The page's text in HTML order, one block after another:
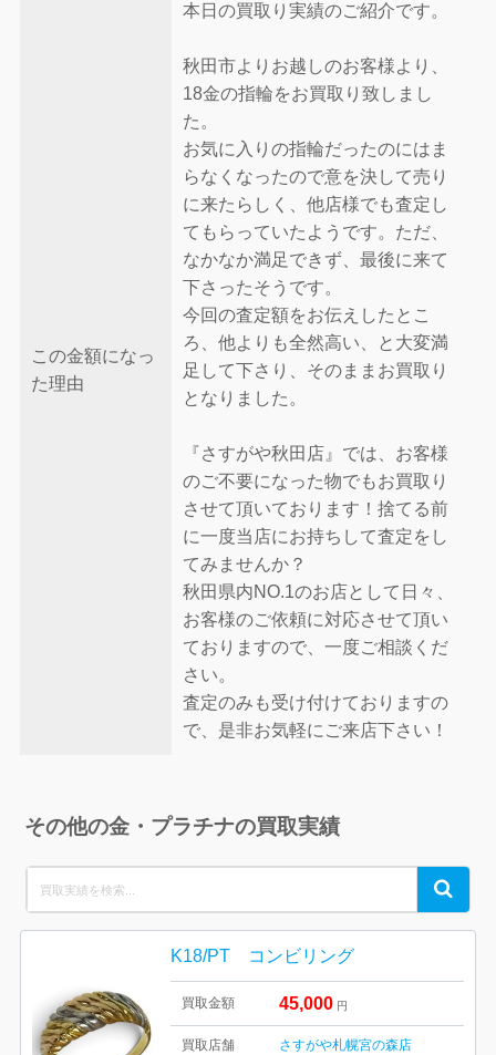
この金額になっ
た理由
本日の買取り実績のご紹介です。
秋田市よりお越しのお客様より、
18金の指輪をお買取り致しまし
た。
お気に入りの指輪だったのにはま
らなくなったので意を決して売り
に来たらしく、他店様でも査定し
てもらっていたようです。ただ、
なかなか満足できず、最後に来て
下さったそうです。
今回の査定額をお伝えしたとこ
ろ、他よりも全然高い、と大変満
足して下さり、そのままお買取り
となりました。
『さすがや秋田店』では、お客様
のご不要になった物でもお買取り
させて頂いております！捨てる前
に一度当店にお持ちして査定をし
てみませんか？
秋田県内NO.1のお店として日々、
お客様のご依頼に対応させて頂い
ておりますので、一度ご相談くだ
さい。
査定のみも受け付けておりますの
で、是非お気軽にご来店下さい！
その他の金・プラチナの買取実績
for:
Search
K18/PT コンビリング
買取金額 45,000 円
買取店舗 さすがや札幌宮の森店